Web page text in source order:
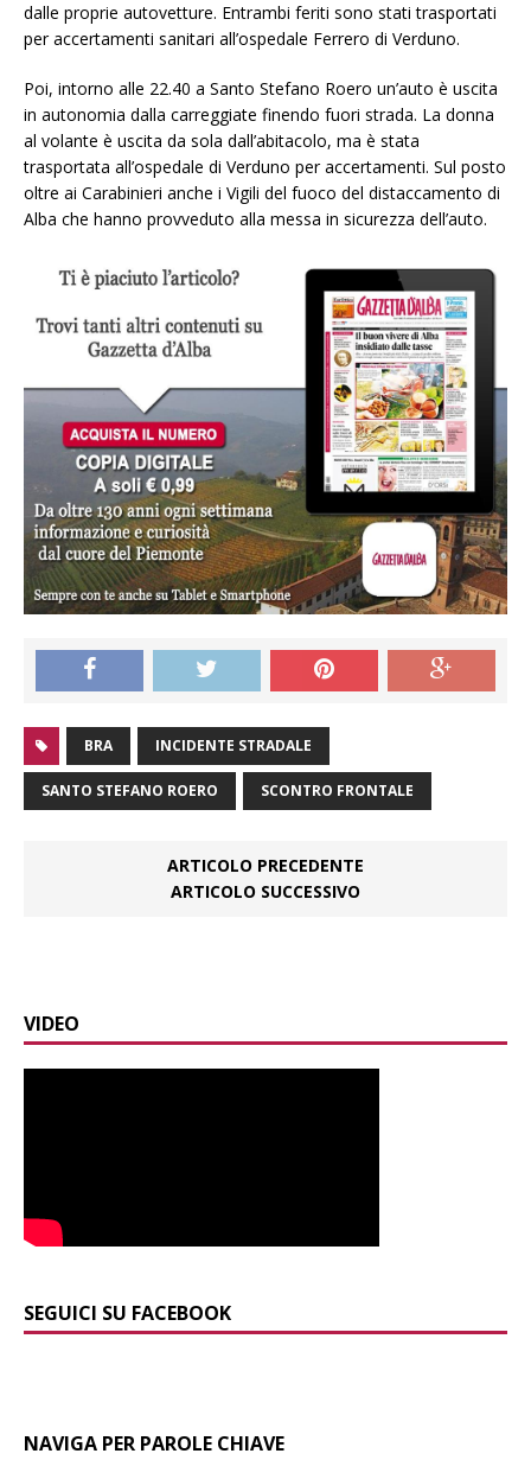
dalle proprie autovetture. Entrambi feriti sono stati trasportati
per accertamenti sanitari all’ospedale Ferrero di Verduno.
Poi, intorno alle 22.40 a Santo Stefano Roero un’auto è uscita
in autonomia dalla carreggiate finendo fuori strada. La donna
al volante è uscita da sola dall’abitacolo, ma è stata
trasportata all’ospedale di Verduno per accertamenti. Sul posto
oltre ai Carabinieri anche i Vigili del fuoco del distaccamento di
Alba che hanno provveduto alla messa in sicurezza dell’auto.
BRA INCIDENTE STRADALE
SANTO STEFANO ROERO SCONTRO FRONTALE
ARTICOLO PRECEDENTE
ARTICOLO SUCCESSIVO
VIDEO
SEGUICI SU FACEBOOK
NAVIGA PER PAROLE CHIAVE